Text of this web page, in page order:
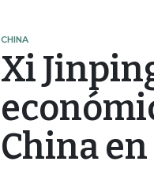
CHINA
Xi
China